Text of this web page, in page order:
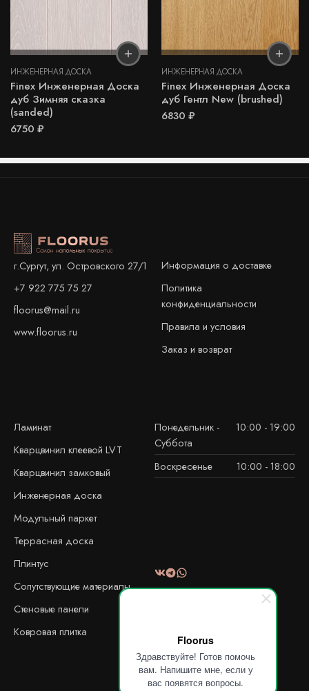
Floorus
Здравствуйте! Готов помочь
вам. Напишите мне, если у
вас появятся вопросы.
ИНЖЕНЕРНАЯ ДОСКА
Finex Инженерная Доска
дуб Зимняя сказка
(sanded)
6750 ₽
ИНЖЕНЕРНАЯ ДОСКА
Finex Инженерная Доска
дуб Гентл New (brushed)
6830 ₽
г.Сургут, ул. Островского 27/1
+7 922 775 75 27
floorus@mail.ru
www.floorus.ru
Информация о доставке
Политика
конфиденциальности
Правила и условия
Заказ и возврат
Ламинат
Кварцвинил клеевой LVT
Кварцвинил замковый
Инженерная доска
Модульный паркет
Террасная доска
Плинтус
Сопутствующие материалы
Стеновые панели
Ковровая плитка
Понедельник -
Суббота
10:00 - 19:00
Воскресенье 10:00 - 18:00